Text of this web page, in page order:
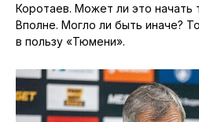
Коротаев. Может ли это начать
Вполне. Могло ли быть иначе?
в пользу «Тюмени».